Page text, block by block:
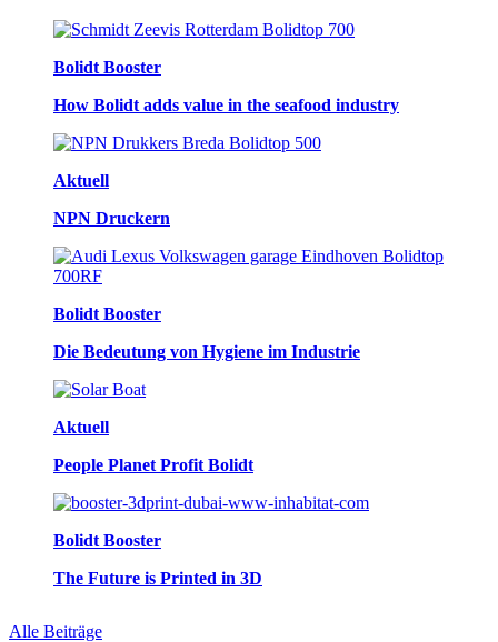
Bolidt Booster
How Bolidt adds value in the seafood industry
Aktuell
NPN Druckern
Bolidt Booster
Die Bedeutung von Hygiene im Industrie
Aktuell
People Planet Profit Bolidt
Bolidt Booster
The Future is Printed in 3D
Alle Beiträge